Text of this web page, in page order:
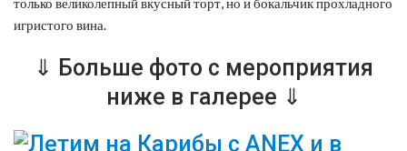
игристого вина.
⇓ Больше фото с мероприятия
ниже в галерее ⇓